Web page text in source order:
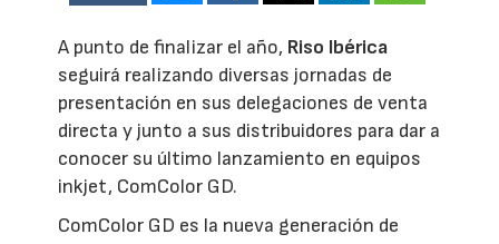
A punto de finalizar el año, Riso Ibérica
seguirá realizando diversas jornadas de
presentación en sus delegaciones de venta
directa y junto a sus distribuidores para dar a
conocer su último lanzamiento en equipos
inkjet, ComColor GD.
ComColor GD es la nueva generación de